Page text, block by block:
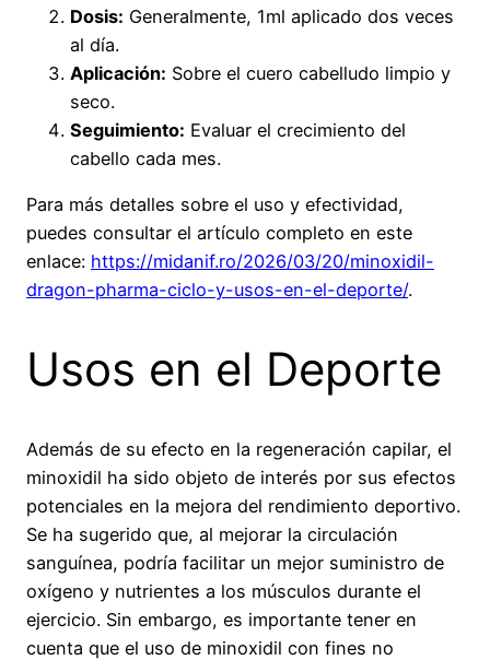
Dosis: Generalmente, 1ml aplicado dos veces
al día.
Aplicación: Sobre el cuero cabelludo limpio y
seco.
Seguimiento: Evaluar el crecimiento del
cabello cada mes.
Para más detalles sobre el uso y efectividad,
puedes consultar el artículo completo en este
enlace: https://midanif.ro/2026/03/20/minoxidil-
dragon-pharma-ciclo-y-usos-en-el-deporte/.
Usos en el Deporte
Además de su efecto en la regeneración capilar, el
minoxidil ha sido objeto de interés por sus efectos
potenciales en la mejora del rendimiento deportivo.
Se ha sugerido que, al mejorar la circulación
sanguínea, podría facilitar un mejor suministro de
oxígeno y nutrientes a los músculos durante el
ejercicio. Sin embargo, es importante tener en
cuenta que el uso de minoxidil con fines no